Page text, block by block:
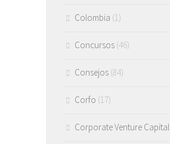
Colombia (1)
Concursos (46)
Consejos (84)
Corfo (17)
Corporate Venture Capital